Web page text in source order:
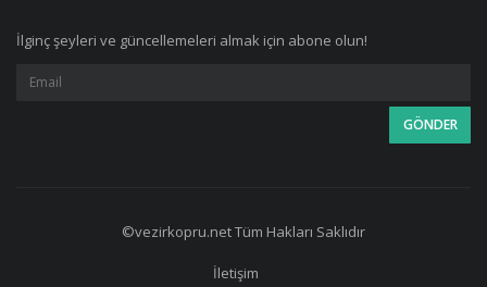
İlginç şeyleri ve güncellemeleri almak için abone olun!
©vezirkopru.net Tüm Hakları Saklıdır
İletişim